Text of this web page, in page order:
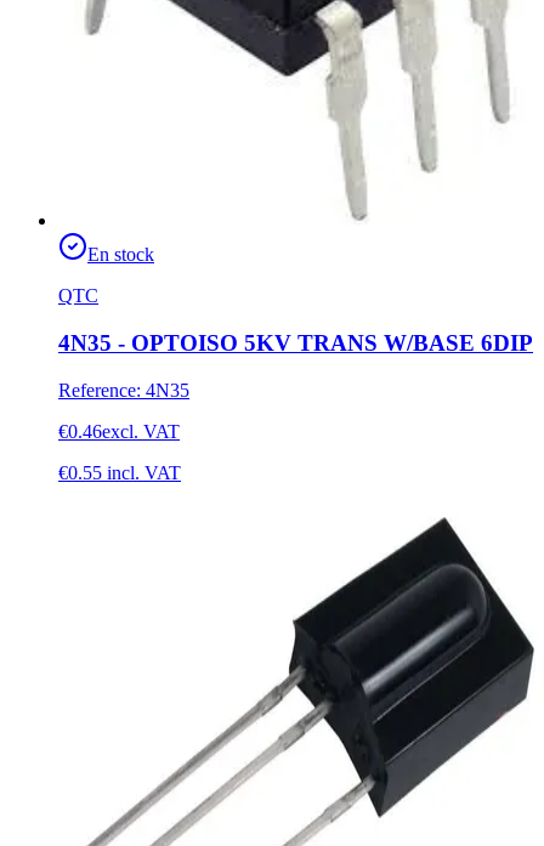
En stock
QTC
4N35 - OPTOISO 5KV TRANS W/BASE 6DIP
Reference: 4N35
€0.46excl. VAT
€0.55 incl. VAT